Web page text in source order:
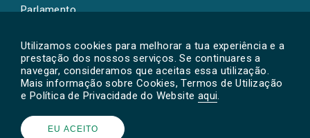
Utilizamos cookies para melhorar a tua experiência e a
prestação dos nossos serviços. Se continuares a
navegar, consideramos que aceitas essa utilização.
Mais informação sobre Cookies, Termos de Utilização
e Política de Privacidade do Website aqui.
EU ACEITO
Parlamento